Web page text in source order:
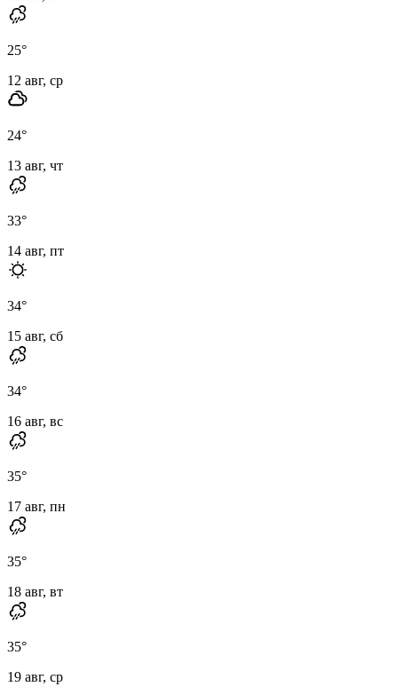
25°
12 авг, ср
24°
13 авг, чт
33°
14 авг, пт
34°
15 авг, сб
34°
16 авг, вс
35°
17 авг, пн
35°
18 авг, вт
35°
19 авг, ср